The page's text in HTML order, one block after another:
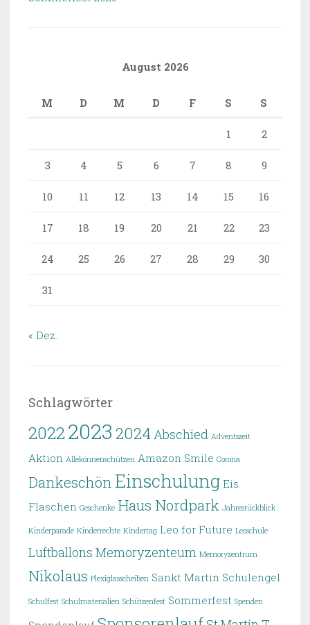
August 2026
M D M D F S S
1 2
3 4 5 6 7 8 9
10 11 12 13 14 15 16
17 18 19 20 21 22 23
24 25 26 27 28 29 30
31
« Dez.
Schlagwörter
20222023 2024 Abschied Adventszeit
Aktion Allekönnenschützen Amazon Smile Corona
Dankeschön Einschulung Eis
Flaschen Geschenke Haus Nordpark Jahresrückblick
Kinderparade Kinderrechte Kindertag Leo for Future Leoschule
Luftballons Memoryzenteum Memoryzentrum
Nikolaus Plexiglasscheiben Sankt Martin Schulengel
Schulfest Schulmaterialien Schützenfest Sommerfest Spenden